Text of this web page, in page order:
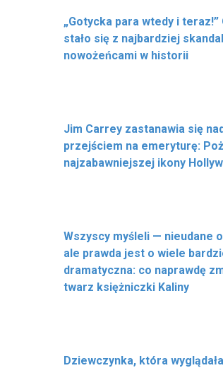
„Gotycka para wtedy i teraz!”
stało się z najbardziej
nowożeńcami w historii
Jim Carrey zastanawia się
przejściem na emeryturę:
najzabawniejszej ikony
Wszyscy myśleli — nieudane
ale prawda jest o wiele
dramatyczna: co naprawdę
twarz księżniczki Kaliny
Dziewczynka, która